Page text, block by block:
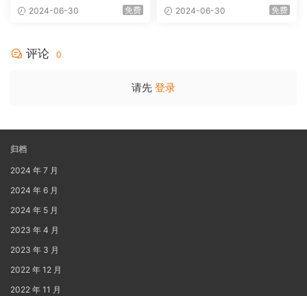
1080p Blu-ray AVC DTS-HD
2024-06-30 免费
B] 2024-06-30 免费
评论 0
请先 登录
归档
2024 年 7 月
2024 年 6 月
2024 年 5 月
2023 年 4 月
2023 年 3 月
2022 年 12 月
2022 年 11 月